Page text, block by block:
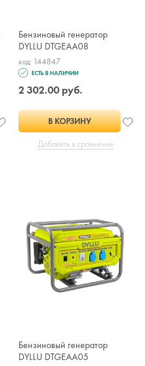
Бензиновый генератор
DYLLU DTGEAA08
код: 144847
ЕСТЬ В НАЛИЧИИ
2 302.00 руб.
В КОРЗИНУ
Добавить в сравнение
Бензиновый генератор
DYLLU DTGEAA05